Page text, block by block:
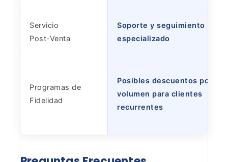
Servicio
Post-Venta
Soporte y seguimiento
especializado
Programas de
Fidelidad
Posibles descuentos por
volumen para clientes
recurrentes